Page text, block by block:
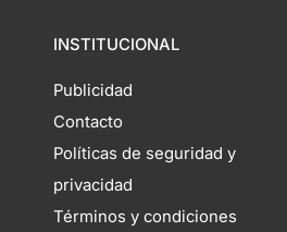
INSTITUCIONAL
Publicidad
Contacto
Políticas de seguridad y
privacidad
Términos y condiciones